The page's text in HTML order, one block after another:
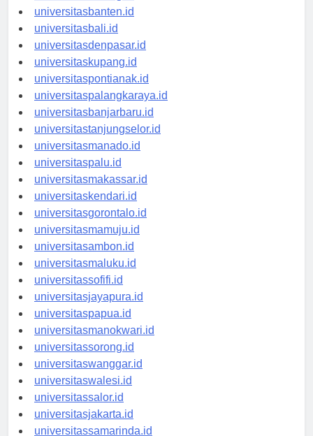
universitasserang.id
universitasbanten.id
universitasbali.id
universitasdenpasar.id
universitaskupang.id
universitaspontianak.id
universitaspalangkaraya.id
universitasbanjarbaru.id
universitastanjungselor.id
universitasmanado.id
universitaspalu.id
universitasmakassar.id
universitaskendari.id
universitasgorontalo.id
universitasmamuju.id
universitasambon.id
universitasmaluku.id
universitassofifi.id
universitasjayapura.id
universitaspapua.id
universitasmanokwari.id
universitassorong.id
universitaswanggar.id
universitaswalesi.id
universitassalor.id
universitasjakarta.id